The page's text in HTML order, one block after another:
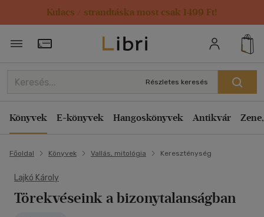
Kulacs / strandtáska most csak 1499 Ft!
Törzsvásárlói Kártya adatai
Részletes keresés
Könyvek E-könyvek Hangoskönyvek Antikvár
Főoldal Könyvek Vallás, mitológia Kereszténység
Lajkó Károly
Törekvéseink a bizonytalanságban